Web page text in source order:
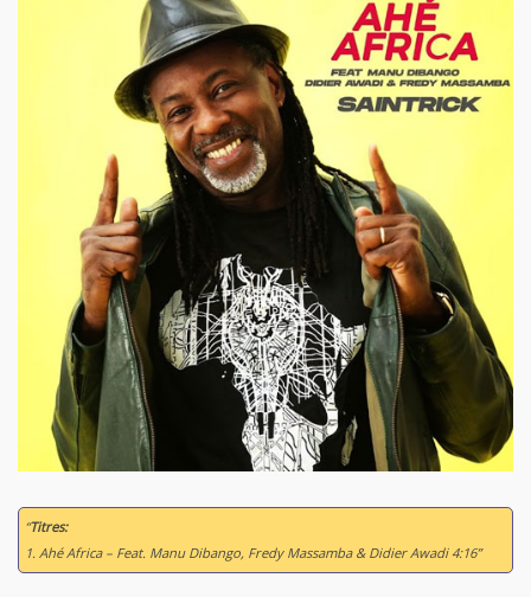
“Titres:
1. Ahé Africa – Feat. Manu Dibango, Fredy Massamba & Didier Awadi 4:16”